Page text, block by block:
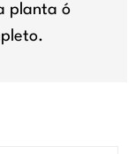
planta ó